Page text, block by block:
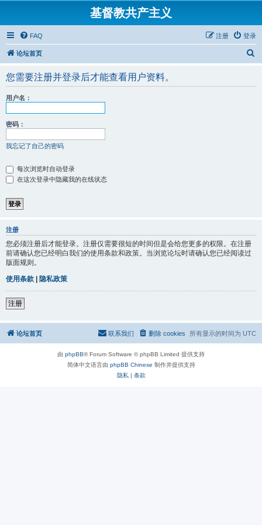
基督教共产主义
FAQ 登录
注册
论坛首页
您需要注册并登录后才能查看用户资料。
用户名：
密码：
我忘记了自己的密码
每次浏览时自动登录
在这次登录中隐藏我的在线状态
注册
您必须注册后才能登录。注册仅需要很短的时间但是会给您更多的权限。在注册
前请确认您已经明白我们的使用条款和政策。当浏览论坛时请确认您已经阅读过
版面规则。
使用条款 | 隐私政策
注册
论坛首页 所有显示的时间为 UTC
删除 cookies
联系我们
由 phpBB® Forum Software © phpBB Limited 提供支持
简体中文语言由 phpBB Chinese 制作并提供支持
隐私 | 条款